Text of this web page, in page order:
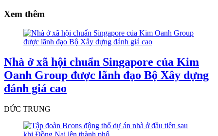
Xem thêm
Nhà ở xã hội chuẩn Singapore của Kim
Oanh Group được lãnh đạo Bộ Xây dựng
đánh giá cao
ĐỨC TRUNG